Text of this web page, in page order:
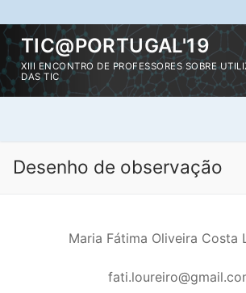
Saltar
para
conteúdo
TIC@PORTUGAL'19
XIII ENCONTRO DE PROFESSORES SOBRE
DAS TIC
Desenho de observação
Maria Fátima Oliveira Costa